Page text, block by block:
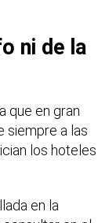
ni de la
que en gran
siempre a las
los hoteles
en la